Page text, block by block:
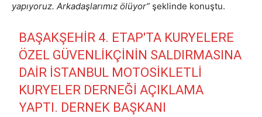
yapıyoruz. Arkadaşlarımız ölüyor” şeklinde konuştu.
BAŞAKŞEHIR 4. ETAP'TA KURYELERE
ÖZEL GÜVENLIKÇININ SALDIRMASINA
DAIR İSTANBUL MOTOSIKLETLI
KURYELER DERNEĞI AÇIKLAMA
YAPTI. DERNEK BAŞKANI